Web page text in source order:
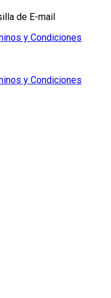
de E-mail
y Condiciones
y Condiciones